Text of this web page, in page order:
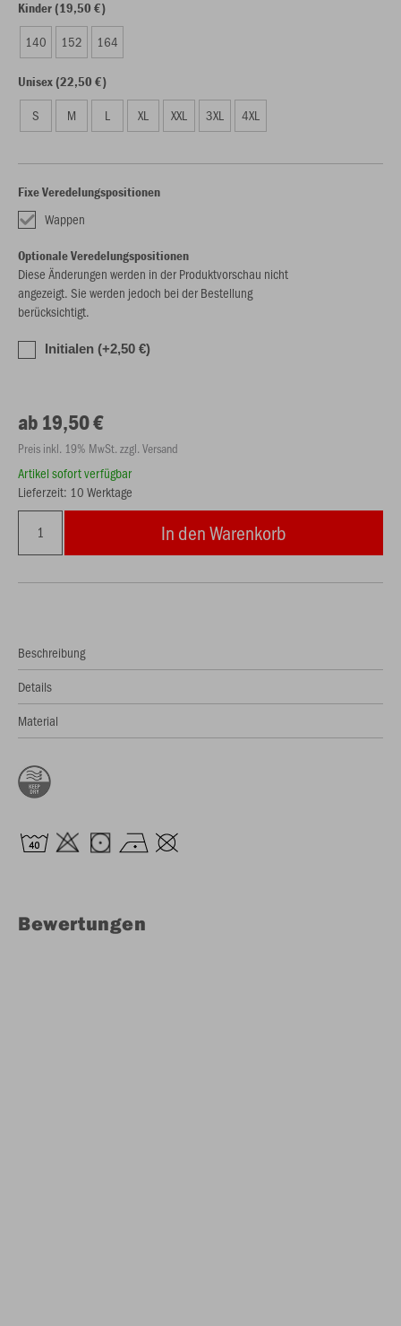
Kinder (19,50 €)
140 152 164
Unisex (22,50 €)
S M L XL XXL 3XL 4XL
Fixe Veredelungspositionen
Wappen
Optionale Veredelungspositionen
Diese Änderungen werden in der Produktvorschau nicht
angezeigt. Sie werden jedoch bei der Bestellung
berücksichtigt.
Initialen (+2,50 €)
ab 19,50 €
Preis inkl. 19% MwSt. zzgl. Versand
Artikel sofort verfügbar
Lieferzeit: 10 Werktage
In den Warenkorb
Beschreibung
Details
Material
Bewertungen